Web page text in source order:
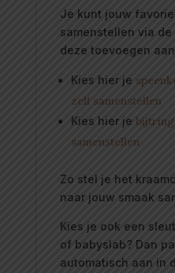
Je kunt jouw
samenstellen via
deze toevoegen
Kies hier je
zelf samenstellen
Kies hier je bijtring
samenstellen
Zo stel je het
naar jouw smaak
Kies je ook een
of babyslab? Dan
automatisch aan in